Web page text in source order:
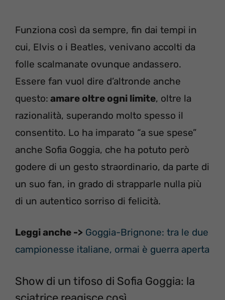
Funziona così da sempre, fin dai tempi in
cui, Elvis o i Beatles, venivano accolti da
folle scalmanate ovunque andassero.
Essere fan vuol dire d’altronde anche
questo: amare oltre ogni limite, oltre la
razionalità, superando molto spesso il
consentito. Lo ha imparato “a sue spese”
anche Sofia Goggia, che ha potuto però
godere di un gesto straordinario, da parte di
un suo fan, in grado di strapparle nulla più
di un autentico sorriso di felicità.
Leggi anche -> Goggia-Brignone: tra le due
campionesse italiane, ormai è guerra aperta
Show di un tifoso di Sofia Goggia: la